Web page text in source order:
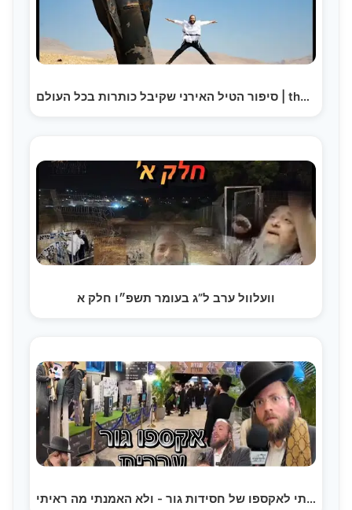
סיפור הטיל האירני שקיבל כותרות בכל העולם | the Story…
וועלוול ערב ל”ג בעומר תשפ״ו חלק א
נכנסתי לאקספו של חסידות גור - ולא האמנתי מה ראיתי |…